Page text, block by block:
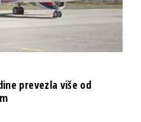
prevezla više od